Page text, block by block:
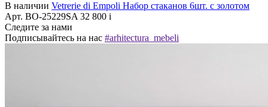
В наличии Vetrerie di Empoli Набор стаканов 6шт. с золотом
Арт. BO-25229SA 32 800 i
Следите за нами
Подписывайтесь на нас #arhitectura_mebeli